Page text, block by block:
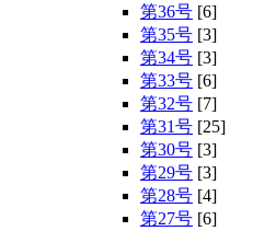
第36号 [6]
第35号 [3]
第34号 [3]
第33号 [6]
第32号 [7]
第31号 [25]
第30号 [3]
第29号 [3]
第28号 [4]
第27号 [6]